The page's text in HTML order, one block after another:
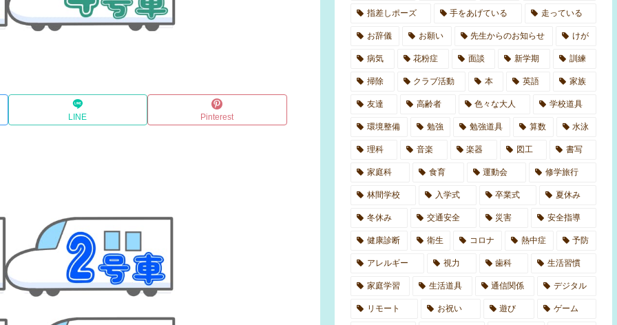
LINE Pinterest
指差しポーズ 手をあげている 走っている
お辞儀 お願い 先生からのお知らせ けが
病気 花粉症 面談 新学期 訓練
掃除 クラブ活動 本 英語 家族
友達 高齢者 色々な大人 学校道具
環境整備 勉強 勉強道具 算数 水泳
理科 音楽 楽器 図工 書写
家庭科 食育 運動会 修学旅行
林間学校 入学式 卒業式 夏休み
冬休み 交通安全 災害 安全指導
健康診断 衛生 コロナ 熱中症 予防
アレルギー 視力 歯科 生活習慣
家庭学習 生活道具 通信関係 デジタル
リモート お祝い 遊び ゲーム